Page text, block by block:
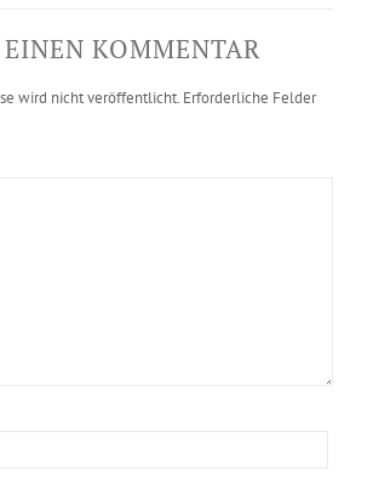
KOMMENTAR
wird nicht veröffentlicht. Erforderliche Felder